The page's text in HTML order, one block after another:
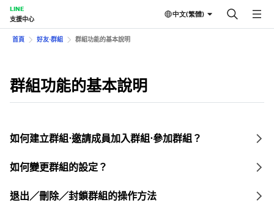
LINE
支援中心
中文(繁體)
首頁 好友⋅群組 群組功能的基本說明
群組功能的基本說明
如何建立群組⋅邀請成員加入群組⋅參加群組？
如何變更群組的設定？
退出／刪除／封鎖群組的操作方法